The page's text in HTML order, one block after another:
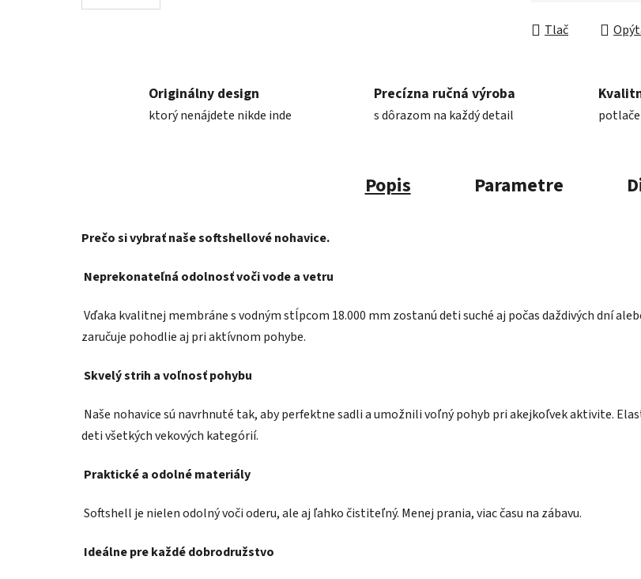
Tlač
Originálny design
ktorý nenájdete nikde inde
Precízna ručná výroba
s dôrazom na každý detail
Popis Parametre
Prečo si vybrať naše softshellové nohavice.
Neprekonateľná odolnosť voči vode a vetru
Vďaka kvalitnej membráne s vodným stĺpcom 18.000 mm zostanú deti suché aj počas daždivých dní
zaručuje pohodlie aj pri aktívnom pohybe.
Skvelý strih a voľnosť pohybu
Naše nohavice sú navrhnuté tak, aby perfektne sadli a umožnili voľný pohyb pri akejkoľvek aktivite.
deti všetkých vekových kategórií.
Praktické a odolné materiály
Softshell je nielen odolný voči oderu, ale aj ľahko čistiteľný. Menej prania, viac času na zábavu.
Ideálne pre každé dobrodružstvo